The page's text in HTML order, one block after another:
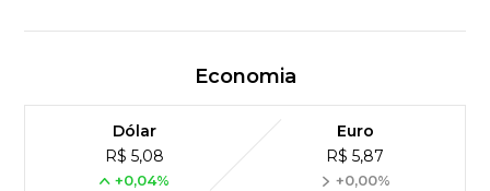
Economia
Dólar
R$ 5,08
+0,04%
Euro
R$ 5,87
+0,00%